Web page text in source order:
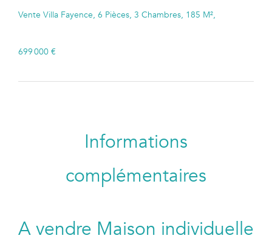
Vente Villa Fayence, 6 Pièces, 3 Chambres, 185 M²,
699 000 €
Informations
complémentaires
A vendre Maison individuelle